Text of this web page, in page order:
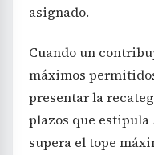
asignado.
Cuando un
máximos
presentar la
plazos que estipula
supera el tope